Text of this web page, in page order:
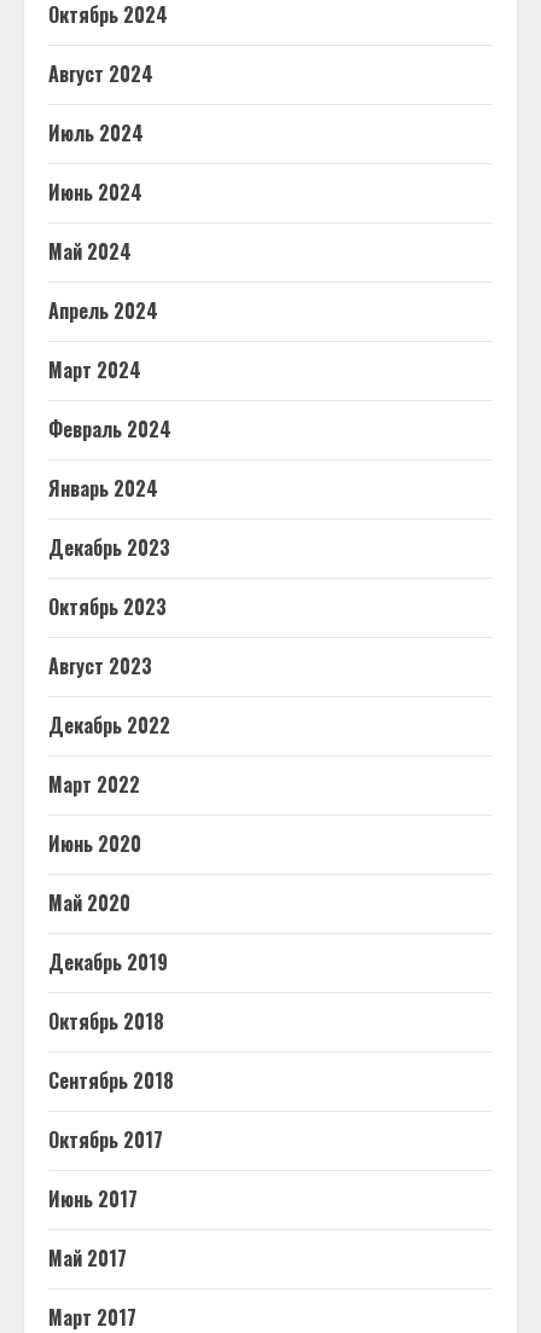
Октябрь 2024
Август 2024
Июль 2024
Июнь 2024
Май 2024
Апрель 2024
Март 2024
Февраль 2024
Январь 2024
Декабрь 2023
Октябрь 2023
Август 2023
Декабрь 2022
Март 2022
Июнь 2020
Май 2020
Декабрь 2019
Октябрь 2018
Сентябрь 2018
Октябрь 2017
Июнь 2017
Май 2017
Март 2017